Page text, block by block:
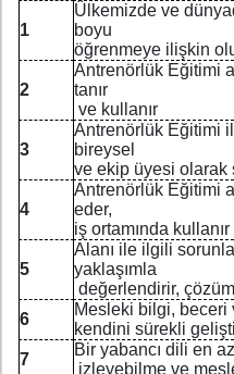
1
Ülkemizde ve
boyu
öğrenmeye ilişkin
2
Antrenörlük Eğitimi
tanır
ve kullanır
3
Antrenörlük Eğitimi
bireysel
ve ekip üyesi olarak
4
Antrenörlük Eğitimi
eder,
iş ortamında
5
Alanı ile ilgili
yaklaşımla
değerlendirir,
6
Mesleki bilgi, beceri
kendini sürekli
7
Bir yabancı dili en
izleyebilme ve